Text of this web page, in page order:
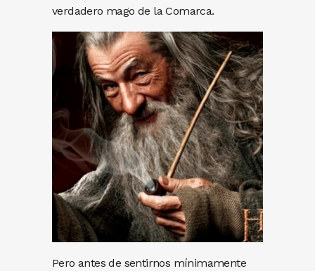
verdadero mago de la Comarca.
Pero antes de sentirnos mínimamente